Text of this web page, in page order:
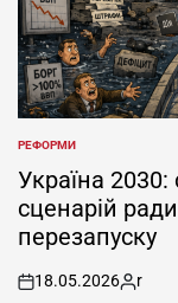
POSTED
IN
РЕФОРМИ
Україна
сценарій
перезапуску
on
18.05.2026
Posted
r